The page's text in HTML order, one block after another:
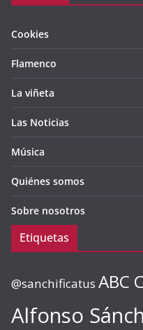
Cookies
Flamenco
La viñeta
Las Noticias
Música
Quiénes somos
Sobre nosotros
Etiquetas
@sanchificatus ABC
Alfonso